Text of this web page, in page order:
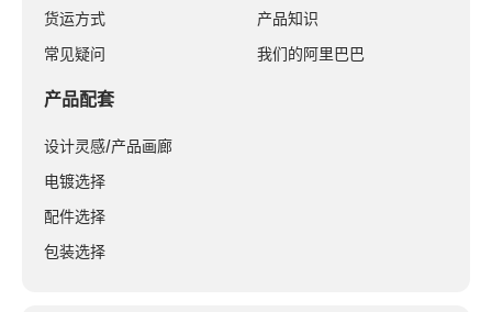
货运方式
常见疑问
产品知识
我们的阿里巴巴
产品配套
设计灵感/产品画廊
电镀选择
配件选择
包装选择